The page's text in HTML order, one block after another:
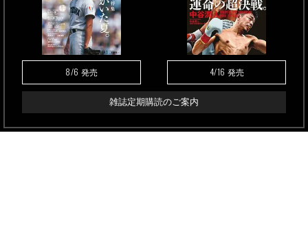
8/6 発売 4/16 発売
雑誌定期購読のご案内